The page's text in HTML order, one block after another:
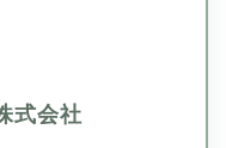
式会社